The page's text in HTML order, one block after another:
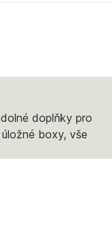
doplňky pro
boxy, vše